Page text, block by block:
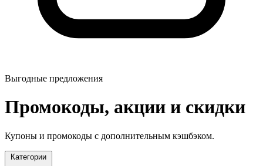
Выгодные предложения
Промокоды, акции и скидки
Купоны и промокоды с дополнительным кэшбэком.
Категории